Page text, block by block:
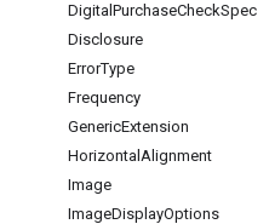
Digital PurchaseCheckSpec
Disclosure
ErrorType
Frequency
GenericExtension
Horizontal Alignment
Image
ImageDisplayOptions